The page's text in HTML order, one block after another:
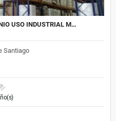
USO INDUSTRIAL M…
Santiago